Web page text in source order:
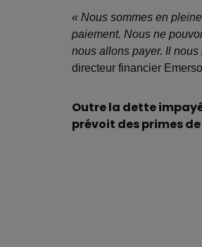
« Nous sommes en
paiement. Nous ne
nous allons payer. Il
directeur financier
Outre la dette
prévoit des primes